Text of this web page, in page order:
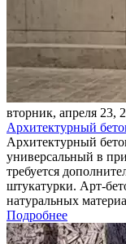
вторник, апреля 23,
Архитектурный
Архитектурный
универсальный в
требуется
штукатурки. Арт-
натуральных
Подробнее